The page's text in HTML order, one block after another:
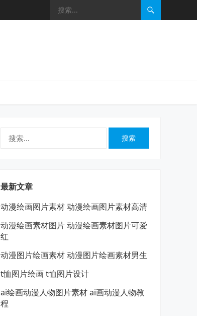
最新文章
动漫绘画图片素材 动漫绘画图片素材高清
动漫绘画素材图片 动漫绘画素材图片可爱
红
动漫图片绘画素材 动漫图片绘画素材男生
t恤图片绘画 t恤图片设计
ai绘画动漫人物图片素材 ai画动漫人物教
程